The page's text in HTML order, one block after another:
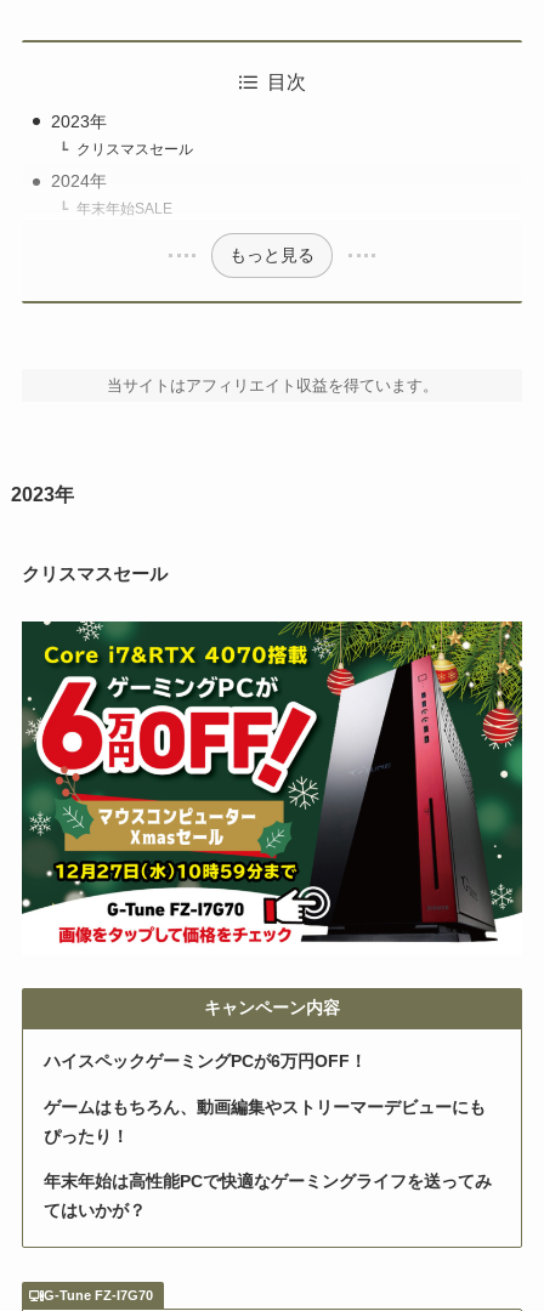
索サイト「gg」を立ち上げ、価格/在庫/セール情報
を整理・可視化し、メーカー横断で比較検討しや
すい環境を構築している。業界歴10年以上。
目次
2023年
クリスマスセール
2024年
年末年始SALE
もっと見る
当サイトはアフィリエイト収益を得ています。
2023年
クリスマスセール
キャンペーン内容
ハイスペックゲーミングPCが6万円OFF！
ゲームはもちろん、動画編集やストリーマーデビューにも
ぴったり！
年末年始は高性能PCで快適なゲーミングライフを送ってみ
てはいかが？
G-Tune FZ-I7G70